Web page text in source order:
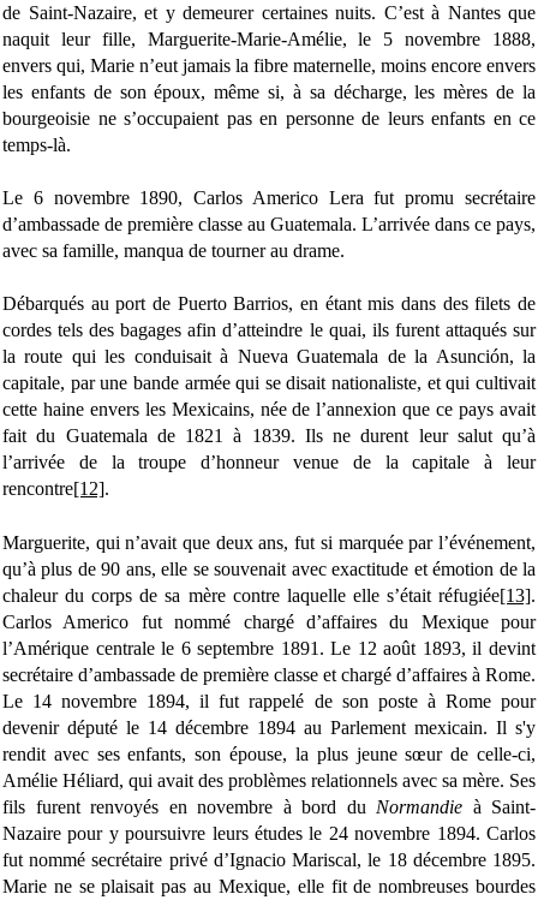
de Saint-Nazaire, et y demeurer certaines nuits. C’est à Nantes que
naquit leur fille, Marguerite-Marie-Amélie, le 5 novembre 1888,
envers qui, Marie n’eut jamais la fibre maternelle, moins encore envers
les enfants de son époux, même si, à sa décharge, les mères de la
bourgeoisie ne s’occupaient pas en personne de leurs enfants en ce
temps-là.
Le 6 novembre 1890, Carlos Americo Lera fut promu secrétaire
d’ambassade de première classe au Guatemala. L’arrivée dans ce pays,
avec sa famille, manqua de tourner au drame.
Débarqués au port de Puerto Barrios, en étant mis dans des filets de
cordes tels des bagages afin d’atteindre le quai, ils furent attaqués sur
la route qui les conduisait à Nueva Guatemala de la Asunción, la
capitale, par une bande armée qui se disait nationaliste, et qui cultivait
cette haine envers les Mexicains, née de l’annexion que ce pays avait
fait du Guatemala de 1821 à 1839. Ils ne durent leur salut qu’à
l’arrivée de la troupe d’honneur venue de la capitale à leur
rencontre[12].
Marguerite, qui n’avait que deux ans, fut si marquée par l’événement,
qu’à plus de 90 ans, elle se souvenait avec exactitude et émotion de la
chaleur du corps de sa mère contre laquelle elle s’était réfugiée[13].
Carlos Americo fut nommé chargé d’affaires du Mexique pour
l’Amérique centrale le 6 septembre 1891. Le 12 août 1893, il devint
secrétaire d’ambassade de première classe et chargé d’affaires à Rome.
Le 14 novembre 1894, il fut rappelé de son poste à Rome pour
devenir député le 14 décembre 1894 au Parlement mexicain. Il s'y
rendit avec ses enfants, son épouse, la plus jeune sœur de celle-ci,
Amélie Héliard, qui avait des problèmes relationnels avec sa mère. Ses
fils furent renvoyés en novembre à bord du Normandie à Saint-
Nazaire pour y poursuivre leurs études le 24 novembre 1894. Carlos
fut nommé secrétaire privé d’Ignacio Mariscal, le 18 décembre 1895.
Marie ne se plaisait pas au Mexique, elle fit de nombreuses bourdes